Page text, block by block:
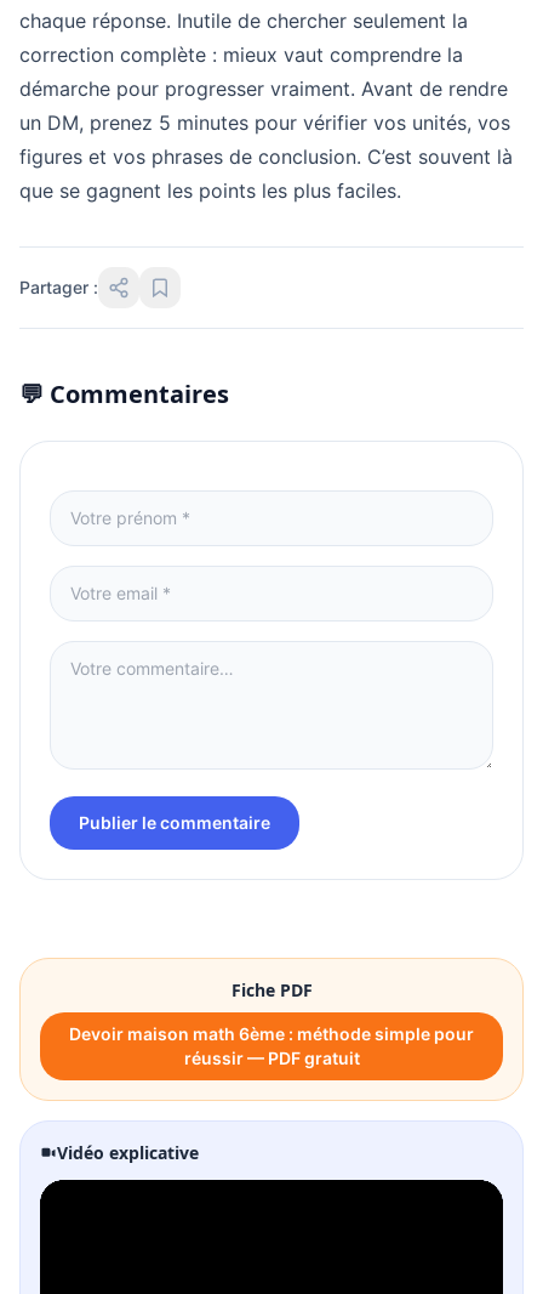
chaque réponse. Inutile de chercher seulement la
correction complète : mieux vaut comprendre la
démarche pour progresser vraiment. Avant de rendre
un DM, prenez 5 minutes pour vérifier vos unités, vos
figures et vos phrases de conclusion. C’est souvent là
que se gagnent les points les plus faciles.
Partager :
💬 Commentaires
Publier le commentaire
Fiche PDF
Devoir maison math 6ème : méthode simple pour
réussir — PDF gratuit
Vidéo explicative